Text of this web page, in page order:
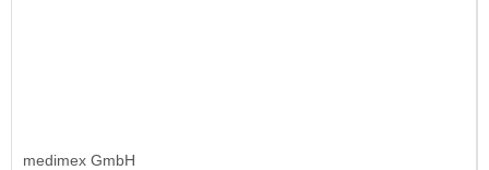
medimex GmbH